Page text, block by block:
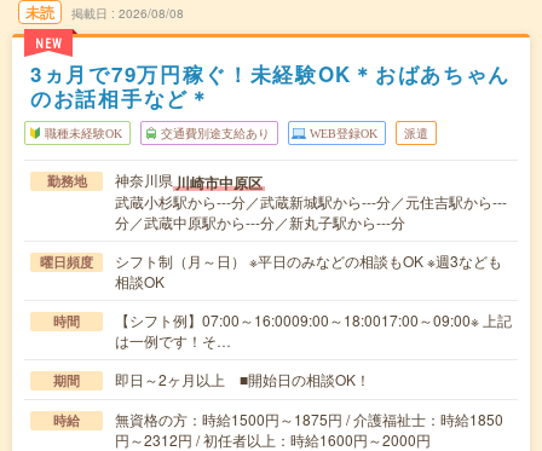
未読
NEW
掲載日 2026/08/08
3ヵ月で79万円稼ぐ！未経験OK＊おばあちゃん
のお話相手など＊
職種未経験OK 交通費別途支給あり WEB登録OK 派遣
勤務地 神奈川県川崎市中原区
武蔵小杉駅から---分／武蔵新城駅から---分／元住吉駅から---
分／武蔵中原駅から---分／新丸子駅から---分
曜日頻度
シフト制（月～日） ※平日のみなどの相談もOK ※週3なども
相談OK
時間
【シフト例】07:00～16:0009:00～18:0017:00～09:00※ 上記
は一例です！そ…
期間 即日～2ヶ月以上 ■開始日の相談OK！
時給
無資格の方：時給1500円～1875円 / 介護福祉士：時給1850
円～2312円 / 初任者以上：時給1600円～2000円